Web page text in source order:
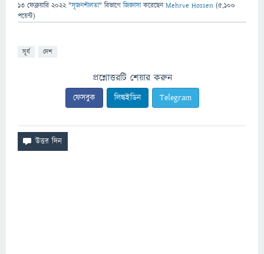
13 ফেব্রুয়ারি 2022 "সৃজনশীলতা" বিভাগে জিজ্ঞাসাকরেছেনMehrve Hossen (5,100
পয়েন্ট)
সূর্য দেশ
প্রশ্নোত্তরটি শেয়ার করুন
ফেসবুক লিঙ্কইডিন Telegram